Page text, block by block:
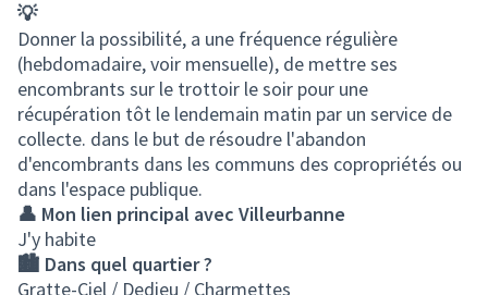
💡
Donner la possibilité, a une fréquence régulière
(hebdomadaire, voir mensuelle), de mettre ses
encombrants sur le trottoir le soir pour une
récupération tôt le lendemain matin par un service de
collecte. dans le but de résoudre l'abandon
d'encombrants dans les communs des copropriétés ou
dans l'espace publique.
👤 Mon lien principal avec Villeurbanne
J'y habite
🏙️ Dans quel quartier ?
Gratte-Ciel / Dedieu / Charmettes